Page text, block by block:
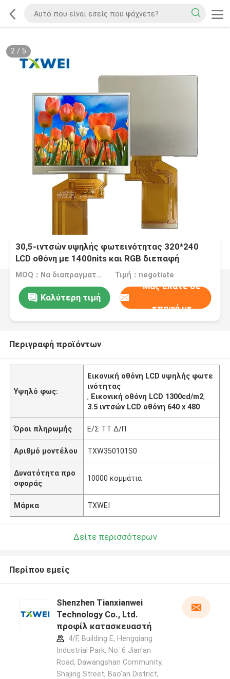
2/ 5
30,5-ιντσών υψηλής φωτεινότητας 320*240
LCD οθόνη με 1400nits και RGB διεπαφή
MOQ：Να διαπραγματευτούμε. Τιμή：negotiate
Καλύτερη τιμή
Μας ελάτε σε
επαφή με
Περιγραφή προϊόντων
Υψηλό φως:
Εικονική οθόνη LCD υψηλής φωτε
ινότητας
, Εικονική οθόνη LCD 1300cd/m2,
3.5 ιντσών LCD οθόνη 640 x 480
Όροι πληρωμής Ε/Σ TT Δ/Π
Αριθμό μοντέλου TXW350101S0
Δυνατότητα προ
σφοράς
10000 κομμάτια
Μάρκα TXWEI
Δείτε περισσότερων
Περίπου εμείς
Shenzhen Tianxianwei
Technology Co., Ltd.
προφίλ κατασκευαστή
4/F, Building E, Hengqiang
Industrial Park, No. 6 Jian'an
Road, Dawangshan Community,
Shajing Street, Bao'an District,